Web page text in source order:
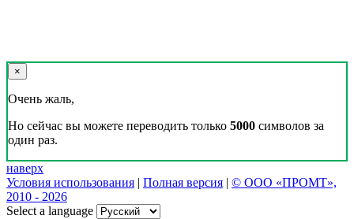
×
Очень жаль,
Но сейчас вы можете переводить только 5000 символов за
один раз.
наверх
Условия использования | Полная версия | © ООО «ПРОМТ»,
2010 - 2026
Select a language